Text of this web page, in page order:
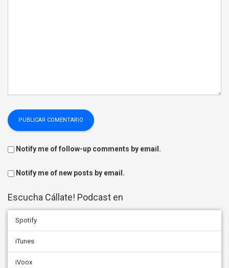
Notify me of follow-up comments by email.
Notify me of new posts by email.
Escucha Cállate! Podcast en
Spotify
iTunes
iVoox